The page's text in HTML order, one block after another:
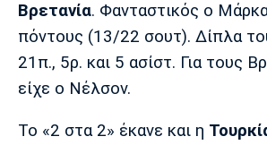
Ίντερ Μίλαν
Ντόρτμουντ
Ζερμέν
Βρετανία. Φανταστικός ο
πόντους (13/22 σουτ). Δίπλα
21π., 5ρ. και 5 ασίστ. Για τους
είχε ο Νέλσον.
Το «2 στα 2» έκανε και η